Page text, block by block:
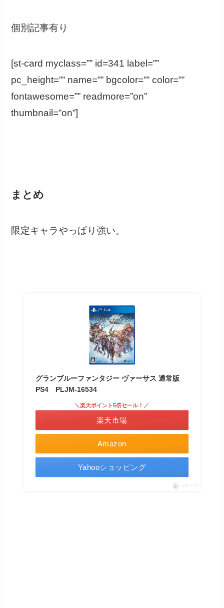
個別記事有り
[st-card myclass=”” id=341 label=””
pc_height=”” name=”” bgcolor=”” color=””
fontawesome=”” readmore=”on”
thumbnail=”on”]
まとめ
限定キャラやっぱり強い。
グランブルーファンタジー ヴァーサス 通常版
PS4 PLJM-16534
Amazon
＼楽天ポイント5倍セール！／
楽天市場
Yahooショッピング
ポチップ